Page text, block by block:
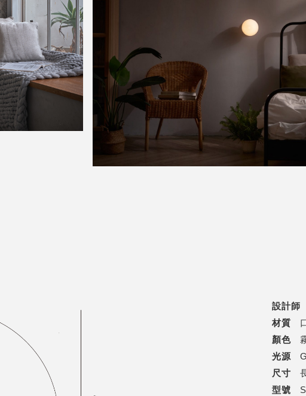
設計師
材質
顏色
光源
尺寸
型號